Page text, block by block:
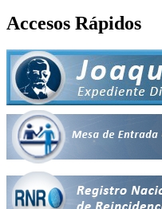
Accesos Rápidos